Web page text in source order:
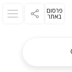
פרסום
באתר